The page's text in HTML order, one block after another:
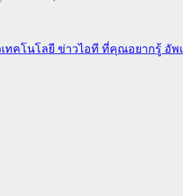
ทคโนโลยี ข่าวไอที ที่คุณอยากรู้ อัพ